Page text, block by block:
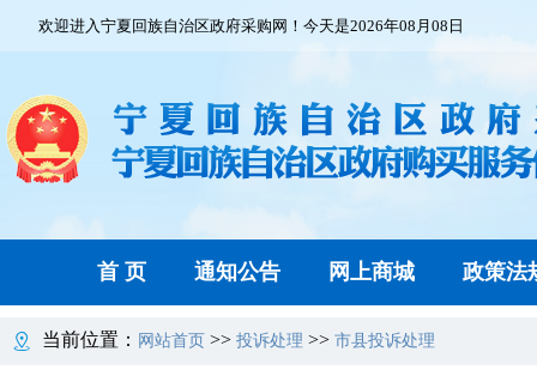
欢迎进入宁夏回族自治区政府采购网！今天是2026年08月08日
首 页 通知公告 网上商城 政策法
当前位置： 网站首页 >> 投诉处理 >> 市县投诉处理